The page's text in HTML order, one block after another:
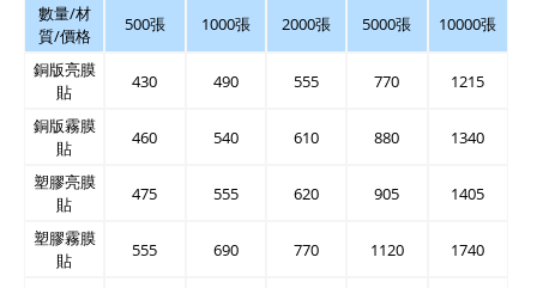
數量/材
質/價格
銅版亮膜
貼
銅版霧膜
貼
塑膠亮膜
貼
塑膠霧膜
貼
500張
430
460
475
555
1000張
490
540
555
690
2000張
555
610
620
770
5000張
770
880
905
1120
10000張
1215
1340
1405
1740